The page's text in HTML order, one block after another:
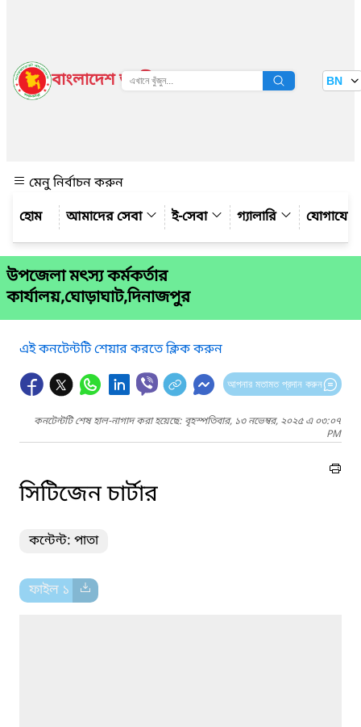
বাংলাদেশ জাতীয় তথ্য বাতায়ন BN
মেনু নির্বাচন করুন
আমাদের সেবা
ই-সেবা গ্যালারি
উপজেলা মৎস্য কর্মকর্তার
কার্যালয়,ঘোড়াঘাট,দিনাজপুর
এই কনটেন্টটি শেয়ার করতে ক্লিক করুন
আপনার মতামত প্রদান করুন
কনটেন্টটি শেষ হাল-নাগাদ করা হয়েছে: বৃহস্পতিবার, ১৩ নভেম্বর, ২০২৫ এ ০৩:০৭
PM
সিটিজেন চার্টার
কন্টেন্ট: পাতা
ফাইল ১